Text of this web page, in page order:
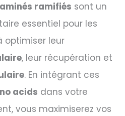
ramifiés sont un
essentiel pour les
optimiser leur
, leur récupération et
. En intégrant ces
acids dans votre
vous maximiserez vos